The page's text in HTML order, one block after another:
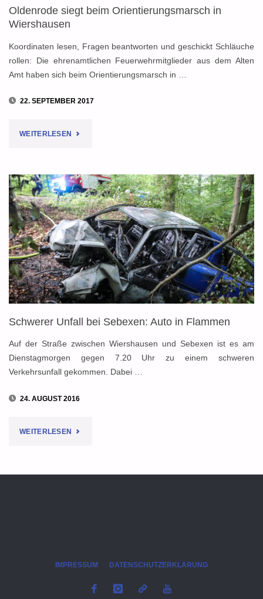
Oldenrode siegt beim Orientierungsmarsch in
Wiershausen
Koordinaten lesen, Fragen beantworten und geschickt Schläuche
rollen: Die ehrenamtlichen Feuerwehrmitglieder aus dem Alten
Amt haben sich beim Orientierungsmarsch in …
22. SEPTEMBER 2017
WEITERLESEN "OLDENRODE
BEIM
ORIENTIERUNGSMARSCH
IN
WIERSHAUSEN"
Schwerer Unfall bei Sebexen: Auto in Flammen
Auf der Straße zwischen Wiershausen und Sebexen ist es am
Dienstagmorgen gegen 7.20 Uhr zu einem schweren
Verkehrsunfall gekommen. Dabei …
24. AUGUST 2016
WEITERLESEN "SCHWERER
IMPRESSUM DATENSCHUTZERKLÄRUNG